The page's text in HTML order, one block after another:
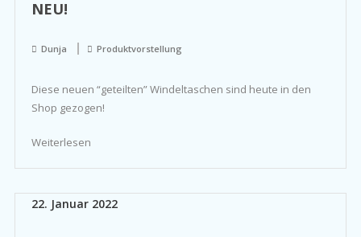
NEU!
Dunja Produktvorstellung
Diese neuen “geteilten” Windeltaschen sind heute in den
Shop gezogen!
Weiterlesen
22. Januar 2022